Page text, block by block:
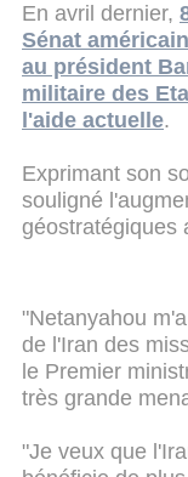
En avril dernier,
Sénat
au président
militaire des
l'aide actuelle.
Exprimant son
souligné
géostratégiques
"Netanyahou
de l'Iran des
le Premier
très grande
"Je veux que